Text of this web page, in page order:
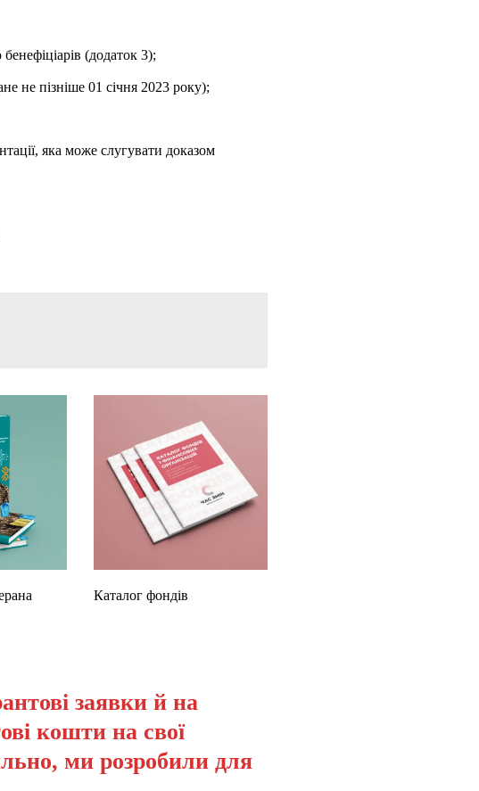
(додаток 3);
не пізніше 01 січня 2023 року);
яка може слугувати доказом
Каталог фондів
заявки й на
кошти на свої
ми розробили для